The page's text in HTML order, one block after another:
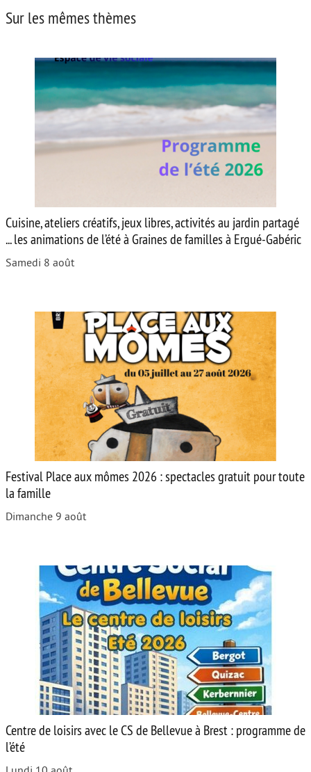
Sur les mêmes thèmes
Cuisine, ateliers créatifs, jeux libres, activités au jardin partagé
... les animations de l’été à Graines de familles à Ergué-Gabéric
Samedi 8 août
Festival Place aux mômes 2026 : spectacles gratuit pour toute
la famille
Dimanche 9 août
Centre de loisirs avec le CS de Bellevue à Brest : programme de
l’été